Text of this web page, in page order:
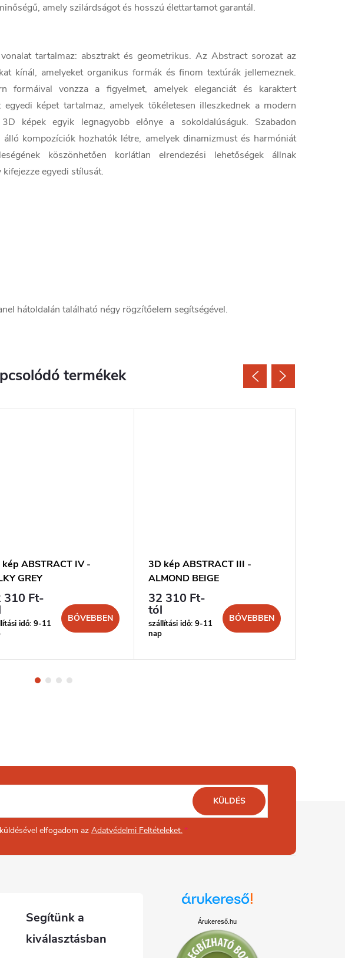
amely szilárdságot és hosszú élettartamot garantál.
tartalmaz: absztrakt és geometrikus. Az Abstract sorozat az
kínál, amelyeket organikus formák és finom textúrák jellemeznek.
formáival vonzza a figyelmet, amelyek eleganciát és karaktert
képet tartalmaz, amelyek tökéletesen illeszkednek a modern
képek egyik legnagyobb előnye a sokoldalúságuk. Szabadon
kompozíciók hozhatók létre, amelyek dinamizmust és harmóniát
köszönhetően korlátlan elrendezési lehetőségek állnak
egyedi stílusát.
hátoldalán található négy rögzítőelem segítségével.
termékek
ABSTRACT IV -
GREY
310 Ft-
idő: 9-11
BŐVEBBEN
3D kép ABSTRACT III -
ALMOND BEIGE
32 310 Ft-
tól
szállítási idő: 9-11
nap
BŐVEBBEN
elfogadom az Adatvédelmi Feltételeket.
KÜLDÉS
Árukereső.hu